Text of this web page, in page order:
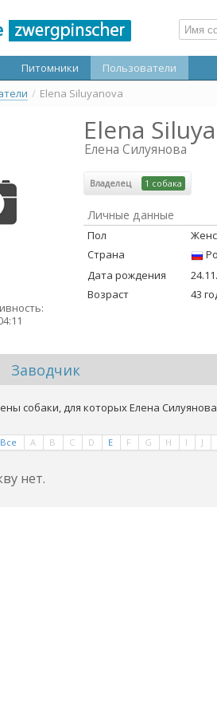
Питомники
Пользователи
/ Elena Siluyanova
Elena
Елена Силуянова
Владелец 1 собака
Личные данные
Пол
Страна
Дата рождения
Возраст
43
Заводчик
собаки, для которых Елена
Все A B C D E F G H I J
нет.